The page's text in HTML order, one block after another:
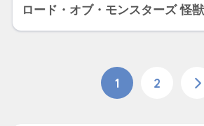
ロード・オブ・モンスターズ 怪
1 2